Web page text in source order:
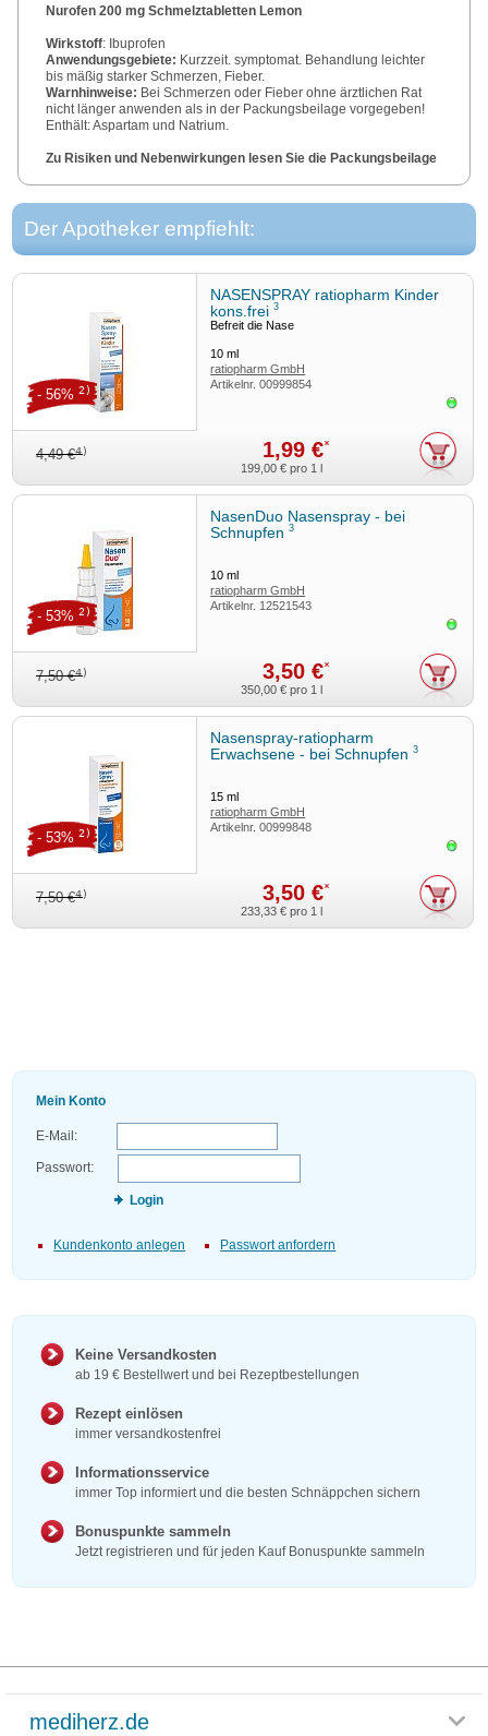
Nurofen 200 mg Schmelztabletten Lemon
Wirkstoff: Ibuprofen
Anwendungsgebiete: Kurzzeit. symptomat. Behandlung leichter
bis mäßig starker Schmerzen, Fieber.
Warnhinweise: Bei Schmerzen oder Fieber ohne ärztlichen Rat
nicht länger anwenden als in der Packungsbeilage vorgegeben!
Enthält: Aspartam und Natrium.
Zu Risiken und Nebenwirkungen lesen Sie die Packungsbeilage
NURFD_0289
Reckitt Benckiser Deutschland GmbH – 69067 Heidelberg
Der Apotheker empfiehlt:
NASENSPRAY ratiopharm Kinder
kons.frei3
Befreit die Nase
10ml
ratiopharm GmbH
Artikelnr.00999854
4,49 €4) 1,99 €*
- 56% 2)
199,00 € pro 1 l
NasenDuo Nasenspray - bei
Schnupfen3
10ml
ratiopharm GmbH
Artikelnr. 12521543
7,50 €4) 3,50 €*
- 53% 2)
350,00 € pro 1 l
Nasenspray-ratiopharm
Erwachsene - bei Schnupfen3
15ml
ratiopharm GmbH
Artikelnr.00999848
7,50 €4) 3,50 €*
- 53% 2)
233,33 € pro 1 l
Mein Konto
E-Mail:
Passwort:
Login
Kundenkonto anlegen Passwort anfordern
Keine Versandkosten
ab 19 € Bestellwert und bei Rezeptbestellungen
Rezept einlösen
immer versandkostenfrei
Informationsservice
immer Top informiert und die besten Schnäppchen sichern
Bonuspunkte sammeln
Jetzt registrieren und für jeden Kauf Bonuspunkte sammeln
mediherz.de